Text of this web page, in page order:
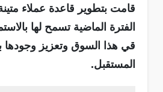
قامت بتطوير قاعدة عملاء
الفترة الماضية تسمح لها
قي هذا السوق وتعزيز
المستقبل.